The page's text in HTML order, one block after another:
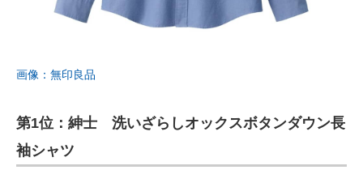
画像：無印良品
第1位：紳士 洗いざらしオックスボタンダウン長
袖シャツ